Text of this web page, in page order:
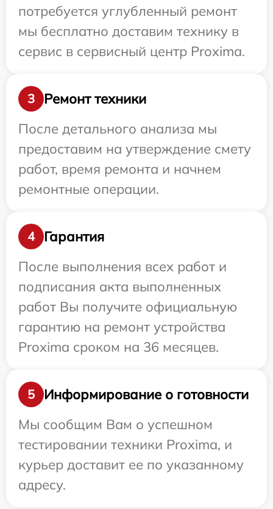
потребуется углубленный ремонт
мы бесплатно доставим технику в
сервис в сервисный центр Proxima.
3
Ремонт техники
После детального анализа мы
предоставим на утверждение смету
работ, время ремонта и начнем
ремонтные операции.
4
Гарантия
После выполнения всех работ и
подписания акта выполненных
работ Вы получите официальную
гарантию на ремонт устройства
Proxima сроком на 36 месяцев.
5
Информирование о готовности
Мы сообщим Вам о успешном
тестировании техники Proxima, и
курьер доставит ее по указанному
адресу.